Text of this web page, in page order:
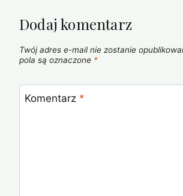
Dodaj komentarz
Twój adres e-mail nie zostanie
pola są oznaczone *
Komentarz *